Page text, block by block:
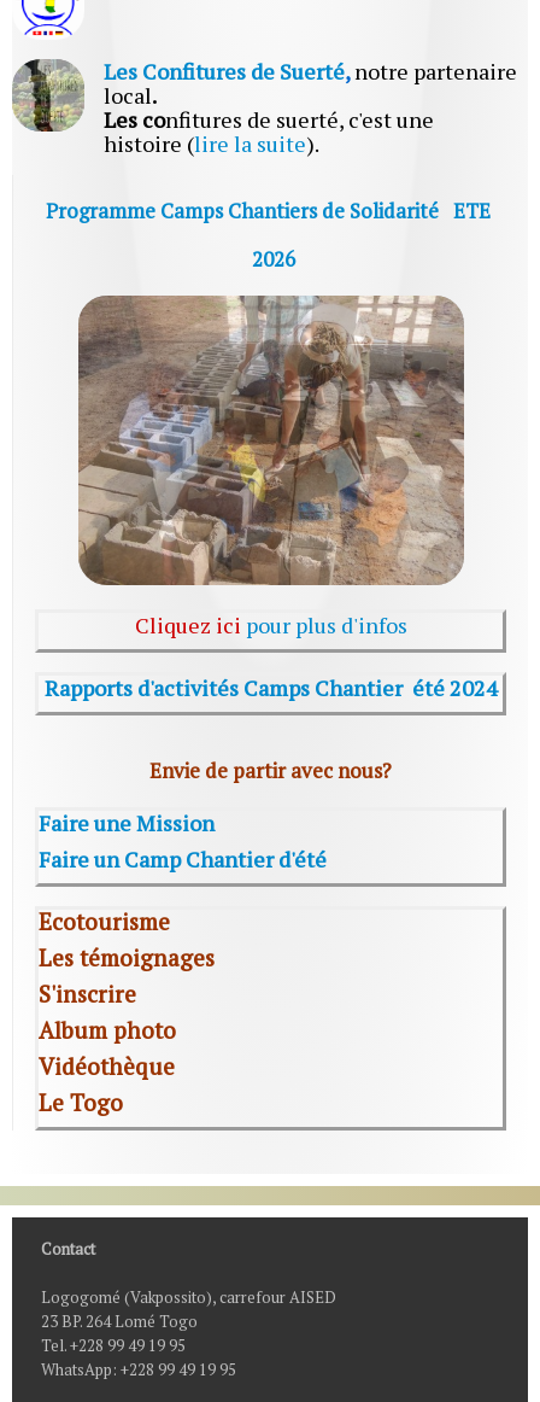
Les Confitures de Suerté,notre partenaire
local.
Les confitures de suerté, c'est une
histoire (lire la suite).
Programme Camps Chantiers de Solidarité ETE
2026
Cliquez ici pour plus d'infos
Rapports d'activités Camps Chantier été 2024
Envie de partir avec nous?
Faire une Mission
Faire un Camp Chantier d'été
Ecotourisme
Les témoignages
S'inscrire
Album photo
Vidéothèque
Le Togo
Contact
Logogomé (Vakpossito), carrefour AISED
23 BP. 264 Lomé Togo
Tel. +228 99 49 19 95
WhatsApp: +228 99 49 19 95